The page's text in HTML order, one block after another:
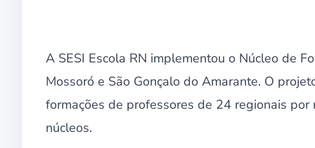
A SESI Escola RN implementou o Núcleo de
Mossoró e São Gonçalo do Amarante. O
formações de professores de 24 regionais
núcleos.